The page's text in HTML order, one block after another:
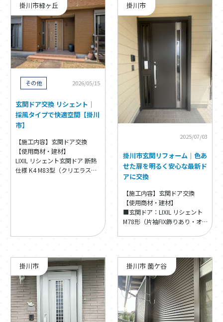
掛川市緑ヶ丘
2026/05/15
その他
玄関ドア交換 リシェント｜
採風タイプで快適空間【掛川
市】
【施工内容】玄関ドア交換
【使用商材・建材】
LIXIL リシェント玄関ドア 断熱
仕様 K4 M83型（クリエラス
掛川市
2025/07/03
掛川市玄関リフォーム｜色あ
せた扉を明るく安心な最新ド
アに交換
【施工内容】玄関ドア交換
【使用商材・建材】
■玄関ドア：LIXIL リシェント
M78形（片袖FIX飾りあり・オ
えるんですα ■ 保証：玄関ド
ア：2年／インターホン：1年
掛川市 掛川市 薗ケ谷